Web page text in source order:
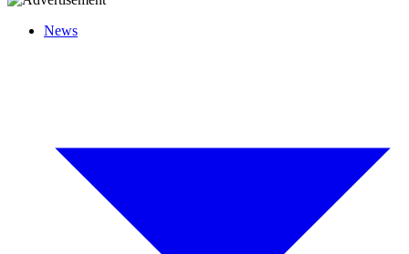
News